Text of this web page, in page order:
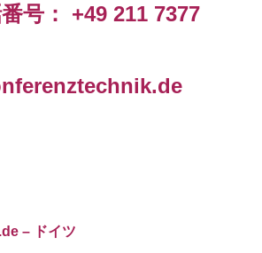
号： +49 211 7377
– ドイツ